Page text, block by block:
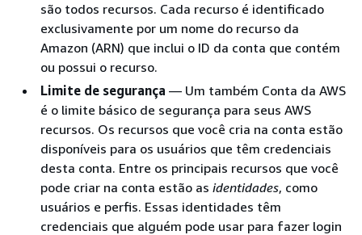
são todos recursos. Cada recurso é identificado
exclusivamente por um nome do recurso da
Amazon (ARN) que inclui o ID da conta que contém
ou possui o recurso.
Limite de segurança — Um também Conta da AWS
é o limite básico de segurança para seus AWS
recursos. Os recursos que você cria na conta estão
disponíveis para os usuários que têm credenciais
desta conta. Entre os principais recursos que você
pode criar na conta estão as identidades, como
usuários e perfis. Essas identidades têm
credenciais que alguém pode usar para fazer login